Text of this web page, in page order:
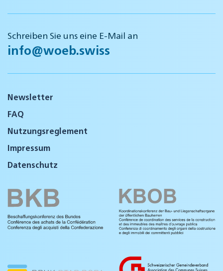
Schreiben Sie uns eine E-Mail an
info@woeb.swiss
Newsletter
FAQ
Nutzungsreglement
Impressum
Datenschutz